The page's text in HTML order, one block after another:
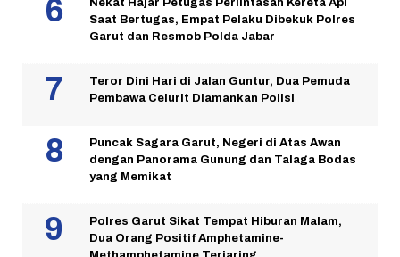
Nekat Hajar Petugas Perlintasan Kereta Api
Saat Bertugas, Empat Pelaku Dibekuk Polres
Garut dan Resmob Polda Jabar
Teror Dini Hari di Jalan Guntur, Dua Pemuda
Pembawa Celurit Diamankan Polisi
Puncak Sagara Garut, Negeri di Atas Awan
dengan Panorama Gunung dan Talaga Bodas
yang Memikat
Polres Garut Sikat Tempat Hiburan Malam,
Dua Orang Positif Amphetamine-